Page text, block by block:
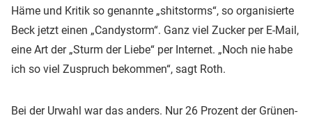
Häme und Kritik so genannte „shitstorms“, so organisierte
Beck jetzt einen „Candystorm“. Ganz viel Zucker per E-Mail,
eine Art der „Sturm der Liebe“ per Internet. „Noch nie habe
ich so viel Zuspruch bekommen“, sagt Roth.
Bei der Urwahl war das anders. Nur 26 Prozent der Grünen-